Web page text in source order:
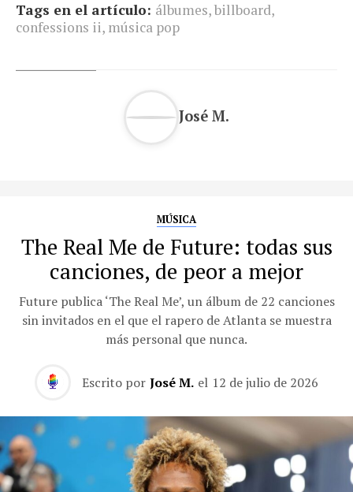
Tags en el artículo: álbumes,billboard,
confessions ii, música pop
José M.
MÚSICA
The Real Me de Future: todas sus
canciones, de peor a mejor
Future publica ‘The Real Me’, un álbum de 22 canciones
sin invitados en el que el rapero de Atlanta se muestra
más personal que nunca.
Escrito por José M. el 12 de julio de 2026